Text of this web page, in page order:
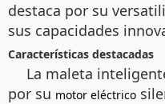
destaca por su
sus capacidades
Características destacadas
La maleta
por su motor eléctrico